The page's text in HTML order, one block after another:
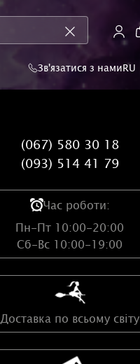
Зв'язатися з намиRU
(067) 580 30 18
(093) 514 41 79
Час роботи:
Пн-Пт 10:00-20:00
Сб-Вс 10:00-19:00
Доставка по всьому світу